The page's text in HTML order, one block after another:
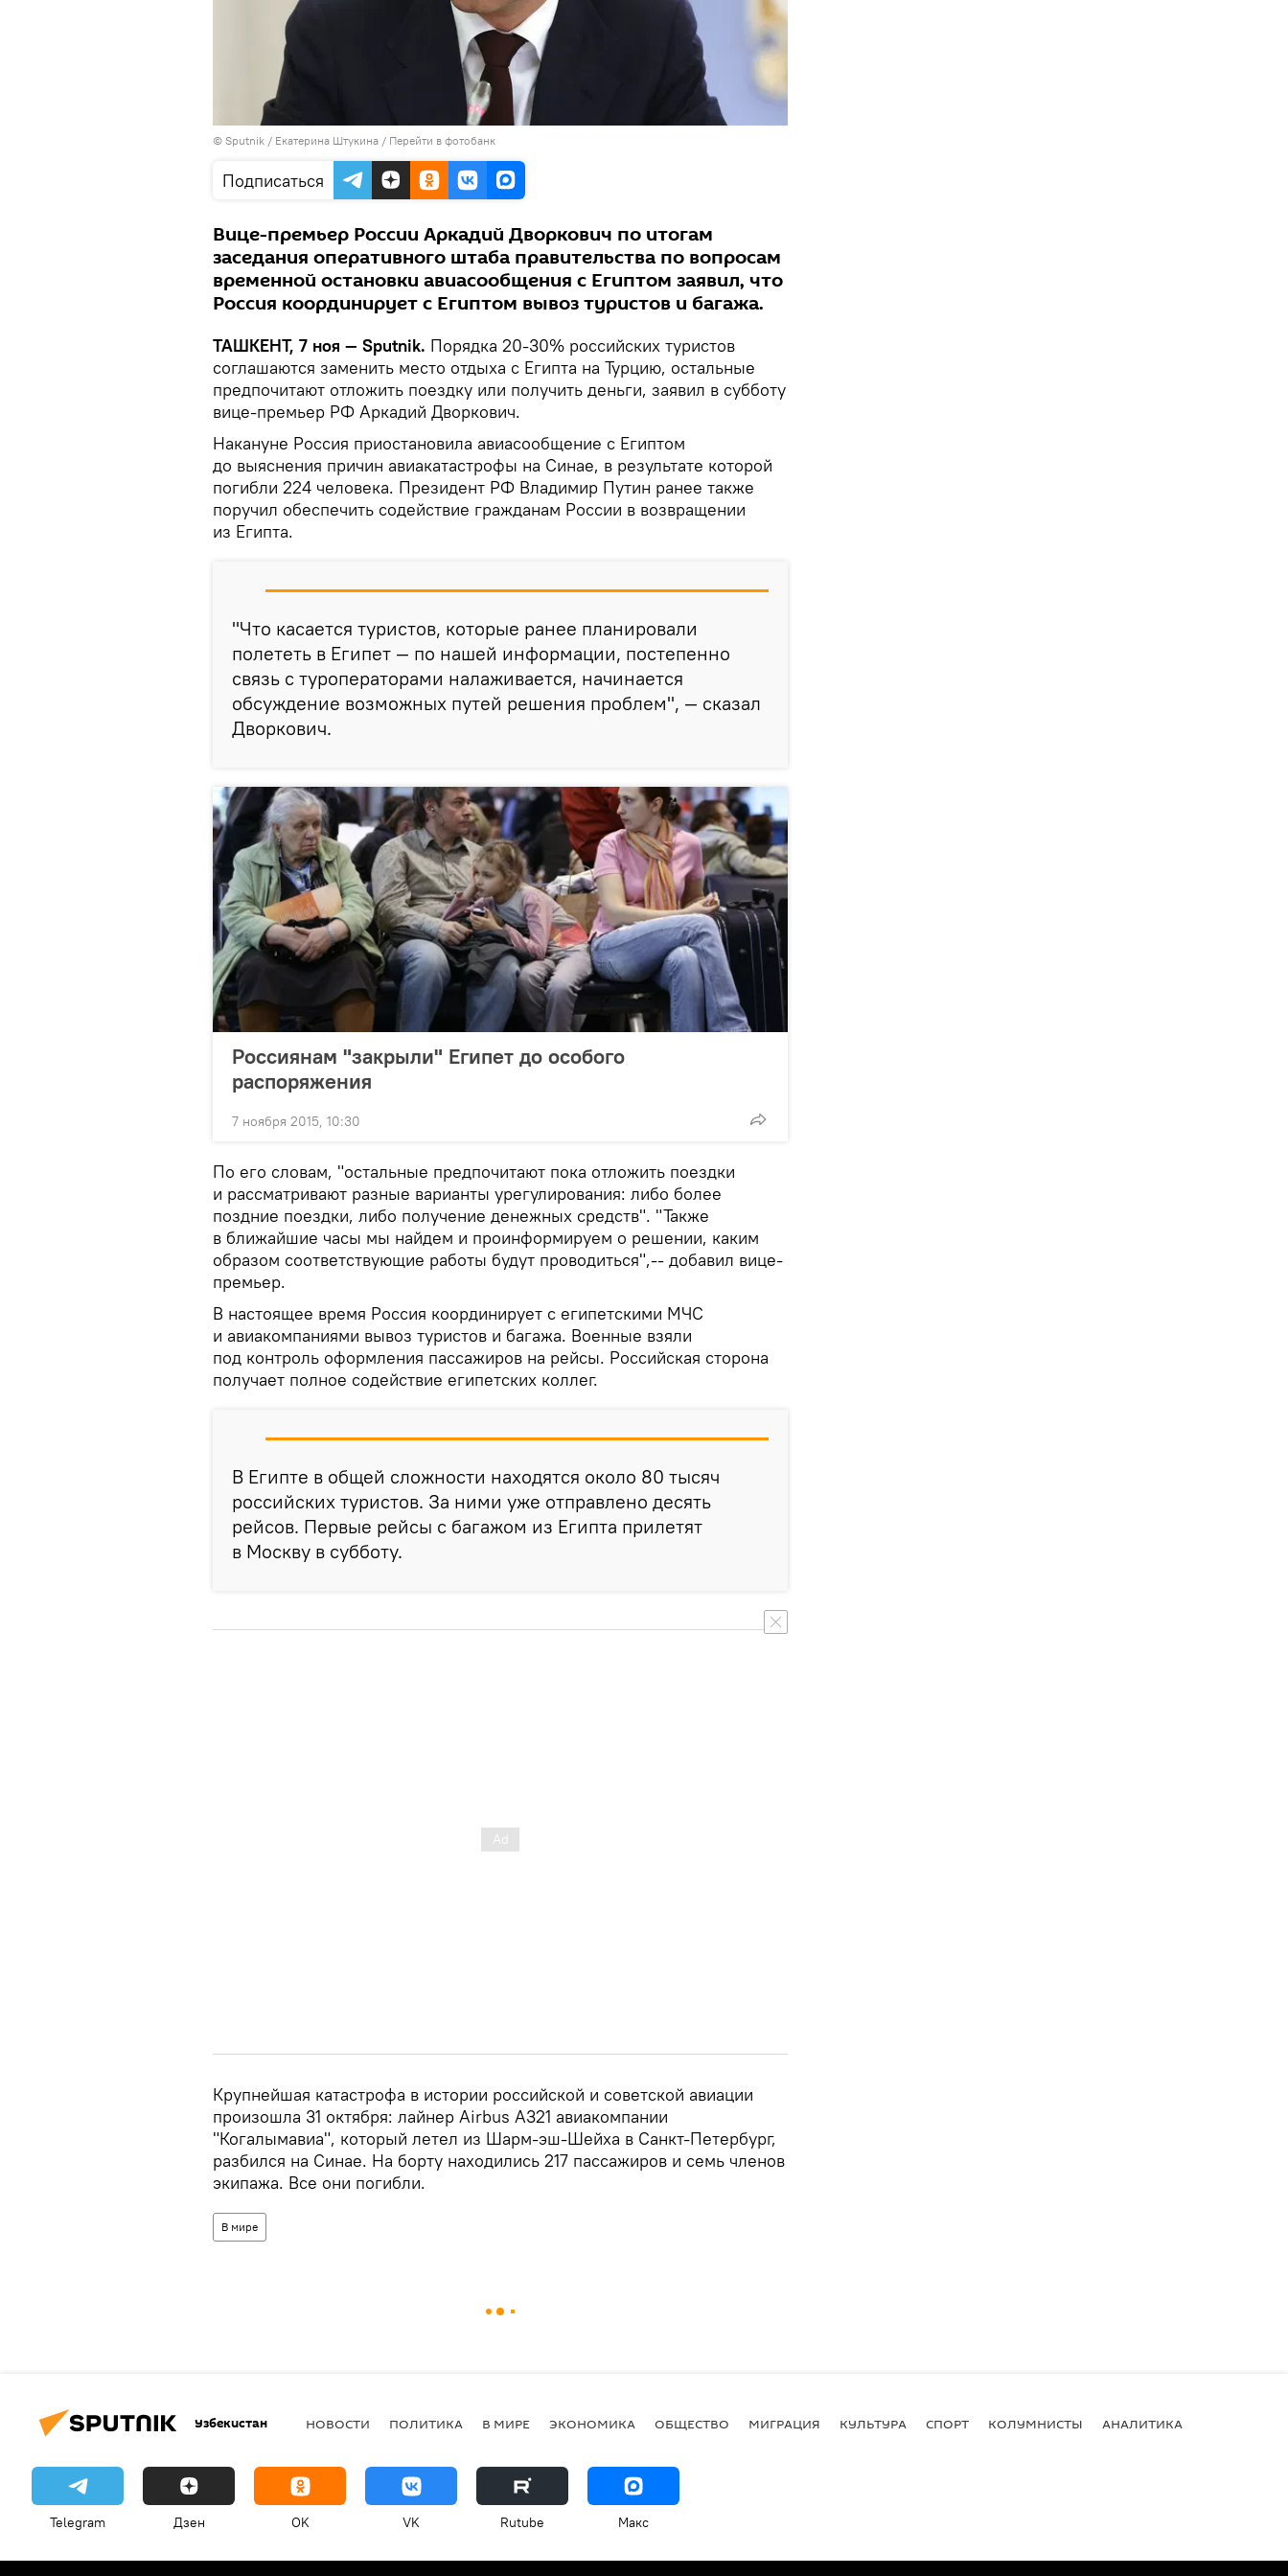
© Sputnik / Екатерина Штукина / Перейти в фотобанк
Подписаться
Вице-премьер России Аркадий Дворкович по итогам
заседания оперативного штаба правительства по вопросам
временной остановки авиасообщения с Египтом заявил, что
Россия координирует с Египтом вывоз туристов и багажа.
ТАШКЕНТ, 7 ноя — Sputnik. Порядка 20-30% российских туристов
соглашаются заменить место отдыха с Египта на Турцию, остальные
предпочитают отложить поездку или получить деньги, заявил в субботу
вице-премьер РФ Аркадий Дворкович.
Накануне Россия приостановила авиасообщение с Египтом
до выяснения причин авиакатастрофы на Синае, в результате которой
погибли 224 человека. Президент РФ Владимир Путин ранее также
поручил обеспечить содействие гражданам России в возвращении
из Египта.
"Что касается туристов, которые ранее планировали
полететь в Египет — по нашей информации, постепенно
связь с туроператорами налаживается, начинается
обсуждение возможных путей решения проблем", — сказал
Дворкович.
Россиянам "закрыли" Египет до особого
распоряжения
7 ноября 2015, 10:30
По его словам, "остальные предпочитают пока отложить поездки
и рассматривают разные варианты урегулирования: либо более
поздние поездки, либо получение денежных средств". "Также
в ближайшие часы мы найдем и проинформируем о решении, каким
образом соответствующие работы будут проводиться",-- добавил вице-
премьер.
В настоящее время Россия координирует с египетскими МЧС
и авиакомпаниями вывоз туристов и багажа. Военные взяли
под контроль оформления пассажиров на рейсы. Российская сторона
получает полное содействие египетских коллег.
В Египте в общей сложности находятся около 80 тысяч
российских туристов. За ними уже отправлено десять
рейсов. Первые рейсы с багажом из Египта прилетят
в Москву в субботу.
Крупнейшая катастрофа в истории российской и советской авиации
произошла 31 октября: лайнер Airbus A321 авиакомпании
"Когалымавиа", который летел из Шарм-эш-Шейха в Санкт-Петербург,
разбился на Синае. На борту находились 217 пассажиров и семь членов
экипажа. Все они погибли.
В мире
Узбекистан НОВОСТИ ПОЛИТИКА В МИРЕ ЭКОНОМИКА ОБЩЕСТВО МИГРАЦИЯ КУЛЬТУРА СПОРТ КОЛУМНИСТЫ АНАЛИТИКА
Telegram Дзен OK VK Rutube Макс